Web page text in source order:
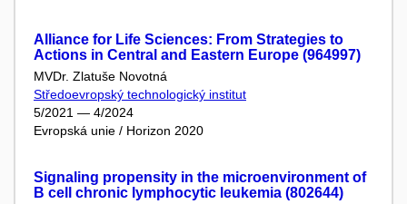
Alliance for Life Sciences: From Strategies to
Actions in Central and Eastern Europe (964997)
MVDr. Zlatuše Novotná
Středoevropský technologický institut
5/2021 — 4/2024
Evropská unie / Horizon 2020
Signaling propensity in the microenvironment of
B cell chronic lymphocytic leukemia (802644)